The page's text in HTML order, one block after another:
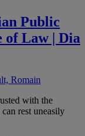
Public
of Law | Dia
Romain
with the
rest uneasily